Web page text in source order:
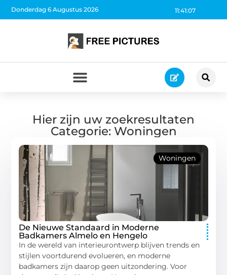
11:41:08
Donderdag 6 Augustus 2026
Hier zijn uw zoekresultaten
Categorie: Woningen
Woningen
De Nieuwe Standaard in Moderne
Badkamers Almelo en Hengelo
In de wereld van interieurontwerp blijven trends en
stijlen voortdurend evolueren, en moderne
badkamers zijn daarop geen uitzondering. Voor